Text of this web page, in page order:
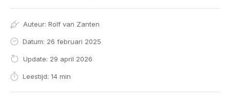
Auteur: Rolf van Zanten
Datum: 26 februari 2025
Update: 29 april 2026
Leestijd: 14 min